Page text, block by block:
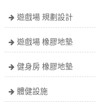
遊戲場 規劃設計
遊戲場 橡膠地墊
健身房 橡膠地墊
體健設施